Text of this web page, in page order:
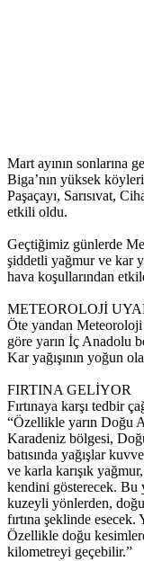
Mart ayının sonlarına
Biga’nın yüksek
Paşaçayı, Sarısıvat,
etkili oldu.
Geçtiğimiz günlerde
şiddetli yağmur ve kar
hava koşullarından
METEOROLOJİ
Öte yandan
göre yarın İç Anadolu
Kar yağışının yoğun
FIRTINA GELİYOR
Fırtınaya karşı tedbir
“Özellikle yarın Doğu
Karadeniz bölgesi,
batısında yağışlar
ve karla karışık
kendini gösterecek. Bu
kuzeyli yönlerden,
fırtına şeklinde esecek.
Özellikle doğu
kilometreyi geçebilir.”